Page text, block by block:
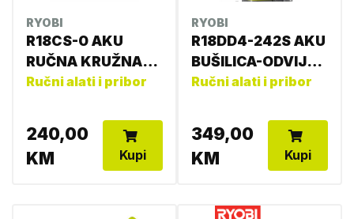
RYOBI
R18CS-0 AKU
RUČNA KRUŽNA
PILA
Ručni alati i pribor
240,00
KM
Kupi
RYOBI
R18DD4-242S AKU
BUŠILICA-ODVIJAČ
4892210185334
Ručni alati i pribor
349,00
KM
Kupi